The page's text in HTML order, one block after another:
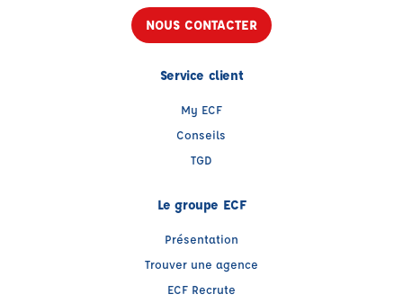
NOUS CONTACTER
Service client
My ECF
Conseils
TGD
Le groupe ECF
Présentation
Trouver une agence
ECF Recrute